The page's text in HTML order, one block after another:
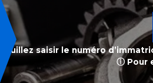
Veuillez saisir le numéro
ⓘ Pour